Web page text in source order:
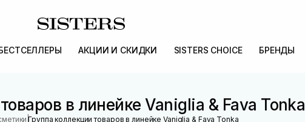
АКЦИИ И СКИДКИ SISTERS CHOICE БРЕНДЫ
в линейке Vaniglia & Fava Tonka
|Группа коллекции товаров в линейке Vaniglia & Fava Tonka